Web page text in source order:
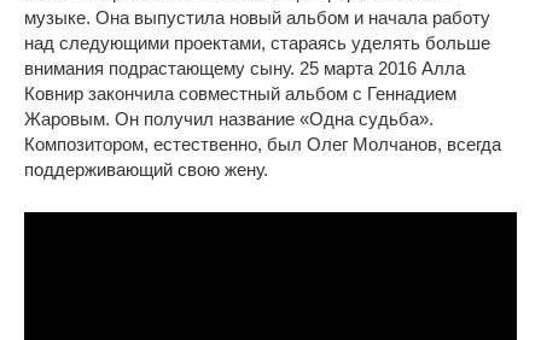
музыке. Она выпустила новый альбом и начала работу
над следующими проектами, стараясь уделять больше
внимания подрастающему сыну. 25 марта 2016 Алла
Ковнир закончила совместный альбом с Геннадием
Жаровым. Он получил название «Одна судьба».
Композитором, естественно, был Олег Молчанов, всегда
поддерживающий свою жену.